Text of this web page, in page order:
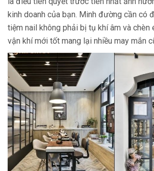
kinh doanh của bạn. Minh đường cần có
tiệm nail không phải bị tụ khí âm và chèn
vận khí mới tốt mang lại nhiều may mắn